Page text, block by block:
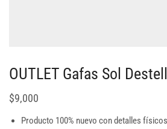
OUTLET Gafas Sol
$9,000
Producto 100% nuevo con detalles físicos